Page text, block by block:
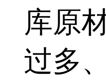
库原
过多